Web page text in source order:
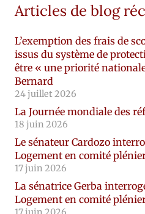
Articles de blog
L’exemption des frais de
issus du système de
être « une priorité
Bernard
24 juillet 2026
La Journée mondiale des
18 juin 2026
Le sénateur Cardozo
Logement en comité
17 juin 2026
La sénatrice Gerba
Logement en comité